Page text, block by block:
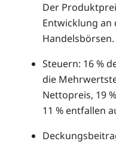
Der
Entwicklung
Handelsbörsen.
Steuern: 16 %
die
Nettopreis, 19
11 % entfallen